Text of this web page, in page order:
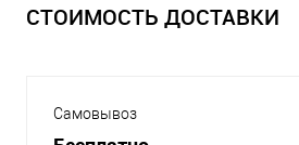
СТОИМОСТЬ ДОСТАВКИ
Самовывоз